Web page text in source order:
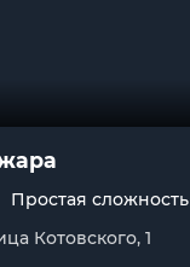
Простая сложность
Котовского, 1